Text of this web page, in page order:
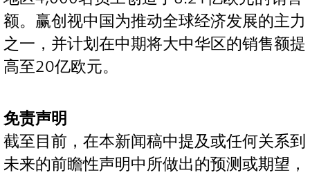
额。赢创视中国为推动全球经济发展的主力
之一，并计划在中期将大中华区的销售额提
高至20亿欧元。
免责声明
截至目前，在本新闻稿中提及或任何关系到
未来的前瞻性声明中所做出的预测或期望，